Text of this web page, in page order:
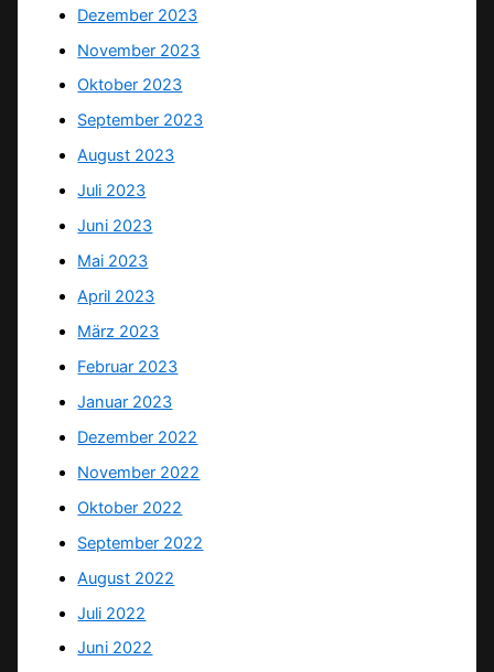
Dezember 2023
November 2023
Oktober 2023
September 2023
August 2023
Juli 2023
Juni 2023
Mai 2023
April 2023
März 2023
Februar 2023
Januar 2023
Dezember 2022
November 2022
Oktober 2022
September 2022
August 2022
Juli 2022
Juni 2022